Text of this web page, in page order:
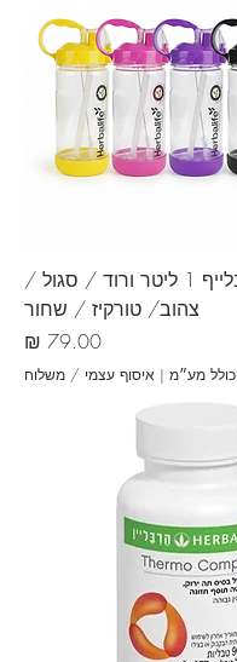
בקבוק הרבלייף 1 ליטר ורוד / סגול /
צהוב/ טורקיז / שחור
מחיר
כולל מע״מ | איסוף עצמי / משלוח